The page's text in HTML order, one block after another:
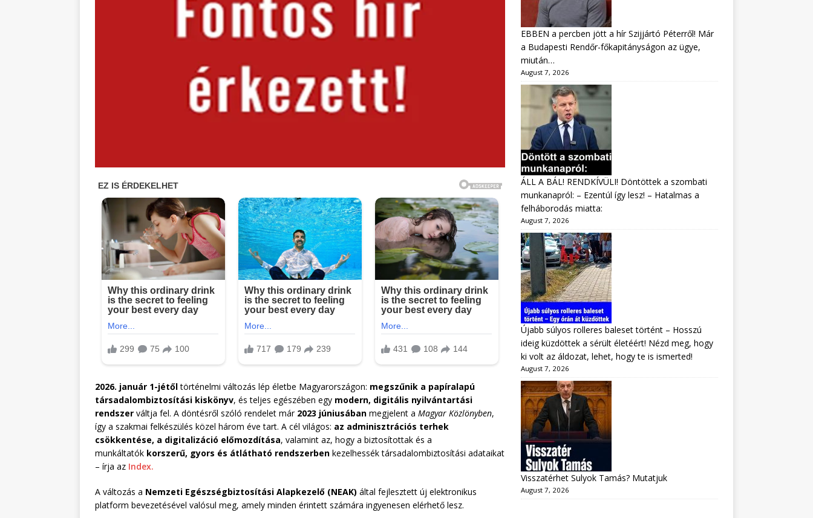
2026. január 1-jétőltörténelmi változás lép életbe Magyarországon: megszűnik a papíralapú
társadalombiztosítási kiskönyv, és teljes egészében egy modern, digitális nyilvántartási
rendszer váltja fel. A döntésről szóló rendelet már 2023 júniusában megjelent a Magyar Közlönyben,
így a szakmai felkészülés közel három éve tart. A cél világos: az adminisztrációs terhek
csökkentése, a digitalizáció előmozdítása, valamint az, hogy a biztosítottak és a
munkáltatók korszerű, gyors és átlátható rendszerben kezelhessék társadalombiztosítási adataikat
– írja az Index.
A változás a Nemzeti Egészségbiztosítási Alapkezelő (NEAK) által fejlesztett új elektronikus
platform bevezetésével valósul meg, amely minden érintett számára ingyenesen elérhető lesz.
EBBEN a percben jött a hír Szijjártó Péterről! Már
a Budapesti Rendőr-főkapitányságon az ügye,
miután…
August 7, 2026
ÁLL A BÁL! RENDKÍVÜLI! Döntöttek a szombati
munkanapról: – Ezentúl így lesz! – Hatalmas a
felháborodás miatta:
August 7, 2026
Újabb súlyos rolleres baleset történt – Hosszú
ideig küzdöttek a sérült életéért! Nézd meg, hogy
ki volt az áldozat, lehet, hogy te is ismerted!
August 7, 2026
Visszatérhet Sulyok Tamás? Mutatjuk
August 7, 2026